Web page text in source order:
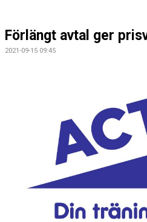
KONTAKT
Förlängt avtal ger
2021-09-15 09:45